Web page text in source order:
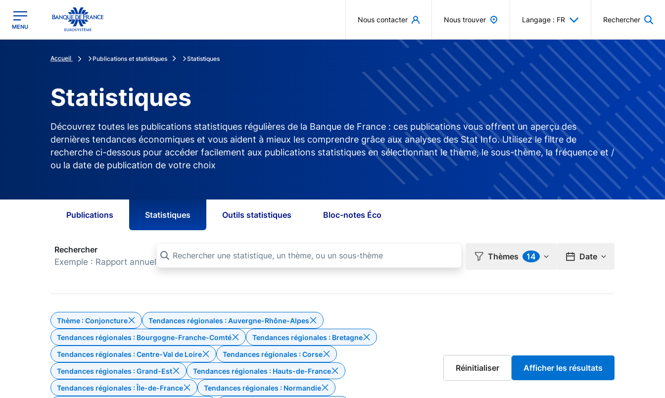
Banque de France - Menu Principal
MENU
Nous contacter Nous trouver Langage : FR Rechercher
Accueil Publications et statistiques Statistiques
Statistiques
Découvrez toutes les publications statistiques régulières de la Banque de France : ces publications vous offrent un aperçu des
dernières tendances économiques et vous aident à mieux les comprendre grâce aux analyses des Stat Info. Utilisez le filtre de
recherche ci-dessous pour accéder facilement aux publications statistiques en sélectionnant le thème, le sous-thème, la fréquence et /
ou la date de publication de votre choix
Publications Statistiques Outils statistiques Bloc-notes Éco
Rechercher
Exemple : Rapport annuel Thèmes 14 Date
Thème : ConjonctureSupprimer le filtre Thème : Conjoncture
Tendances régionales : Auvergne-Rhône-Alpes
Tendances régionales : Bourgogne-Franche-Comté Supprimer le filtre Tendances régionales : Bourgogne-Franche-Comté
Tendances régionales : Bretagne
Tendances régionales : Centre-Val de Loire Supprimer le filtre Tendances régionales : Centre-Val de Loire
Tendances régionales : Corse Supprimer le filtre Tendances régionales : Corse
Tendances régionales : Grand-Est Supprimer le filtre Tendances régionales : Grand-Est
Tendances régionales : Hauts-de-France Supprimer le filtre Tendances régionales : Hauts-de-France
Tendances régionales : Île-de-France Supprimer le filtre Tendances régionales : Île-de-France
Tendances régionales : Normandie